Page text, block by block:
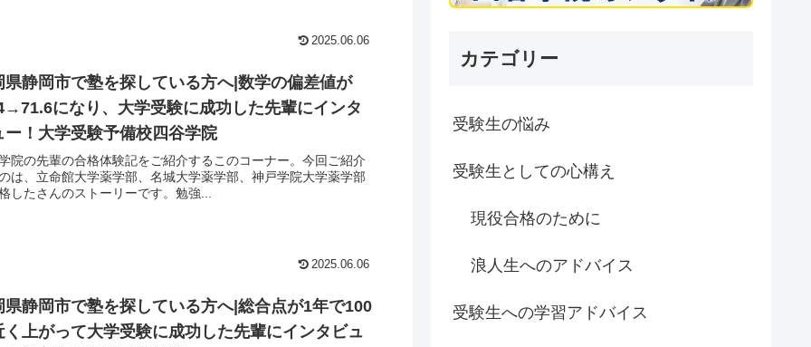
2025.06.06
県静岡市で塾を探している方へ|数学の偏差値が
になり、大学受験に成功した先輩にインタ
ー！大学受験予備校四谷学院
院の先輩の合格体験記をご紹介するこのコーナー。今回ご紹介
は、立命館大学薬学部、名城大学薬学部、神戸学院大学薬学部
したさんのストーリーです。勉強...
2025.06.06
県静岡市で塾を探している方へ|総合点が1年で100
く上がって大学受験に成功した先輩にインタビュ
カテゴリー
受験生の悩み
受験生としての心構え
現役合格のために
浪人生へのアドバイス
受験生への学習アドバイス